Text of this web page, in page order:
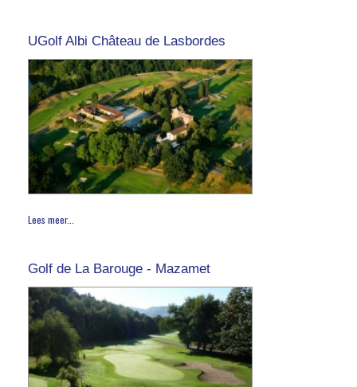
UGolf Albi Château de Lasbordes
Lees meer...
Golf de La Barouge - Mazamet